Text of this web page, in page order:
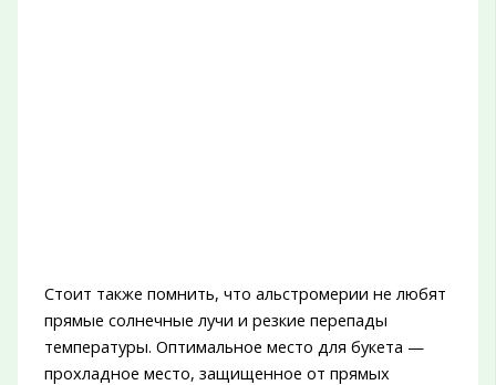
Стоит также помнить, что альстромерии не любят
прямые солнечные лучи и резкие перепады
температуры. Оптимальное место для букета —
прохладное место, защищенное от прямых